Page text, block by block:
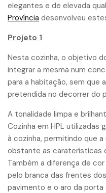
elegantes e de elevada
Província desenvolveu
Projeto 1
Nesta cozinha, o objetivo
integrar a mesma num
para a habitação, sem que
pretendida no decorrer do
A tonalidade limpa e
Cozinha em HPL utilizadas
à cozinha, permitindo que
obstante as caraterísticas
Também a diferença de
pelo branca das frentes
pavimento e o aro da